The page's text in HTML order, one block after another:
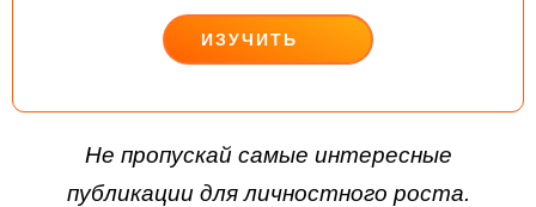
ИЗУЧИТЬ
Не пропускай самые интересные
публикации для личностного роста.